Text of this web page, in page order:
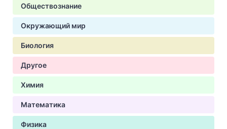
Обществознание
Окружающий мир
Биология
Другое
Химия
Математика
Физика